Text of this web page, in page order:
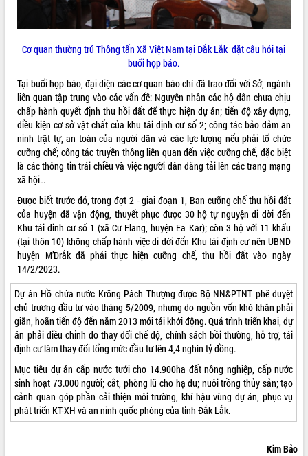
Cơ quan thường trú Thông tấn Xã Việt Nam tại Đắk Lắk đặt câu hỏi tại
buổi họp báo.
Tại buổi họp báo, đại diện các cơ quan báo chí đã trao đổi với Sở, ngành
liên quan tập trung vào các vấn đề: Nguyên nhân các hộ dân chưa chịu
chấp hành quyết định thu hồi đất để thực hiện dự án; tiến độ xây dựng,
điều kiện cơ sở vật chất của khu tái định cư số 2; công tác bảo đảm an
ninh trật tự, an toàn của người dân và các lực lượng nếu phải tổ chức
cưỡng chế; công tác truyền thông liên quan đến việc cưỡng chế, đặc biệt
là các thông tin trái chiều và việc người dân đăng tải lên các trang mạng
xã hội…
Được biết trước đó, trong đợt 2 - giai đoạn 1, Ban cưỡng chế thu hồi đất
của huyện đã vận động, thuyết phục được 30 hộ tự nguyện di dời đến
Khu tái đinh cư số 1 (xã Cư Elang, huyện Ea Kar); còn 3 hộ với 11 khẩu
(tại thôn 10) không chấp hành việc di dời đến Khu tái định cư nên UBND
huyện M’Drắk đã phải thực hiện cưỡng chế, thu hồi đất vào ngày
14/2/2023.
Dự án Hồ chứa nước Krông Pách Thượng được Bộ NN&PTNT phê duyệt
chủ trương đầu tư vào tháng 5/2009, nhưng do nguồn vốn khó khăn phải
giãn, hoãn tiến độ đến năm 2013 mới tái khởi động. Quá trình triển khai, dự
án phải điều chỉnh do thay đổi chế độ, chính sách bồi thường, hỗ trợ, tái
định cư làm thay đổi tổng mức đầu tư lên 4,4 nghìn tỷ đồng.
Mục tiêu dự án cấp nước tưới cho 14.900ha đất nông nghiệp, cấp nước
sinh hoạt 73.000 người; cắt, phòng lũ cho hạ du; nuôi trồng thủy sản; tạo
cảnh quan góp phần cải thiện môi trường, khí hậu vùng dự án, phục vụ
phát triển KT-XH và an ninh quốc phòng của tỉnh Đắk Lắk.
Kim Bảo